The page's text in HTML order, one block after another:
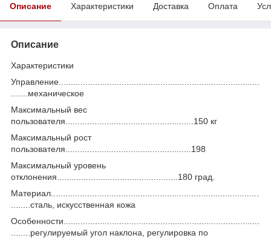
Описание Характеристики Доставка Оплата
Описание
Характеристики
Управление...................................................................................
.......механическое
Максимальный вес
пользователя.....................................................150 кг
Максимальный рост
пользователя....................................................198
Максимальный уровень
отклонения..................................................180 град.
Материал......................................................................................
........сталь, искусственная кожа
Особенности.................................................................................
........регулируемый угол наклона, регулировка по